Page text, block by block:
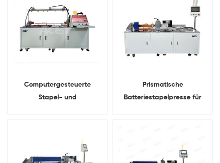
Computergesteuerte
Stapel- und
Prismatische
Batteriestapelpresse für